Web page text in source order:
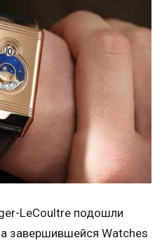
LeCoultre подошли
завершившейся Watches